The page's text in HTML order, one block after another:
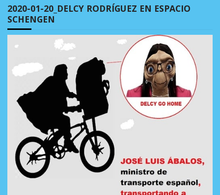
2020-01-20_DELCY RODRÍGUEZ EN ESPACIO
SCHENGEN